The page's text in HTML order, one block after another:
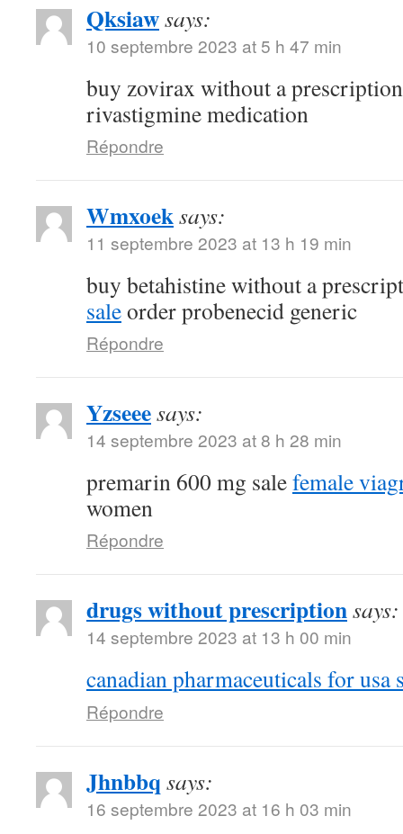
Qksiawsays:
10 septembre 2023 at 5 h 47 min
buy zovirax without a
rivastigmine medication
Répondre
Wmxoeksays:
11 septembre 2023 at 13 h 19 min
buy betahistine without a
saleorder probenecid generic
Répondre
Yzseeesays:
14 septembre 2023 at 8 h 28 min
premarin 600 mg salefemale
women
Répondre
drugs without prescriptionsays:
14 septembre 2023 at 13 h 00 min
canadian pharmaceuticals for usa
Répondre
Jhnbbq says:
16 septembre 2023 at 16 h 03 min